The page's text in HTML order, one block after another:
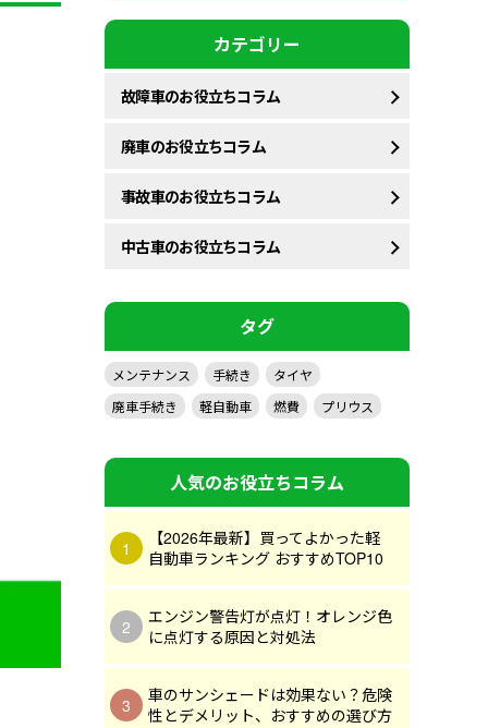
カテゴリー
故障車のお役立ちコラム
廃車のお役立ちコラム
事故車のお役立ちコラム
中古車のお役立ちコラム
タグ
メンテナンス 手続き
タイヤ
廃車手続き
軽自動車 燃費 プリウス
人気のお役立ちコラム
【2026年最新】買ってよかった軽
自動車ランキング おすすめTOP10
エンジン警告灯が点灯！オレンジ色
に点灯する原因と対処法
車のサンシェードは効果ない？危険
性とデメリット、おすすめの選び方